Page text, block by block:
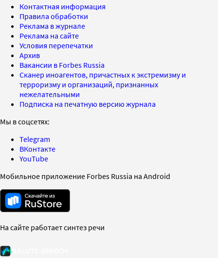
Контактная информация
Правила обработки
Реклама в журнале
Реклама на сайте
Условия перепечатки
Архив
Вакансии в Forbes Russia
Сканер иноагентов, причастных к экстремизму и
терроризму и организаций, признанных
нежелательными
Подписка на печатную версию журнала
Мы в соцсетях:
Telegram
ВКонтакте
YouTube
Мобильное приложение Forbes Russia на Android
На сайте работает синтез речи